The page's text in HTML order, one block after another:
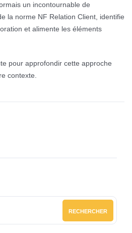
un incontournable de
la norme NF Relation Client, identifie
et alimente les éléments
pour approfondir cette approche
contexte.
RECHERCHER